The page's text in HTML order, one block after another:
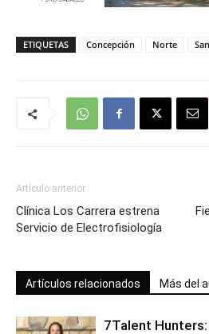
ETIQUETAS Concepción Norte
Artículo anterior
Clínica Los Carrera estrena
Servicio de Electrofisiología
Artículos relacionados Más del
7Talent